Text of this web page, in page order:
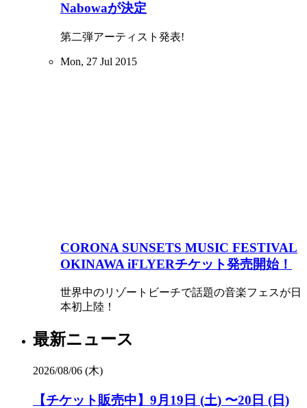
Nabowaが決定
第二弾アーティスト発表!
Mon, 27 Jul 2015
CORONA SUNSETS MUSIC FESTIVAL
OKINAWA iFLYERチケット発売開始！
世界中のリゾートビーチで話題の音楽フェスが日
本初上陸！
最新ニュース
2026/08/06 (木)
【チケット販売中】9月19日 (土) 〜20日 (日)